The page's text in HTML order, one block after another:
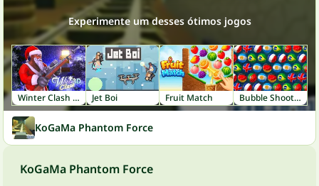
Experimente um desses ótimos jogos
Winter Clash 3D Jet Boi Fruit Match Bubble Shooter World Cup
KoGaMa Phantom Force
KoGaMa Phantom Force